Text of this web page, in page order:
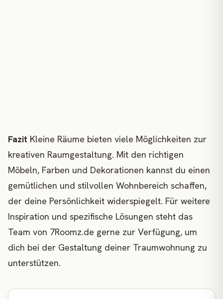
Fazit Kleine Räume bieten viele Möglichkeiten zur
kreativen Raumgestaltung. Mit den richtigen
Möbeln, Farben und Dekorationen kannst du einen
gemütlichen und stilvollen Wohnbereich schaffen,
der deine Persönlichkeit widerspiegelt. Für weitere
Inspiration und spezifische Lösungen steht das
Team von 7Roomz.de gerne zur Verfügung, um
dich bei der Gestaltung deiner Traumwohnung zu
unterstützen.